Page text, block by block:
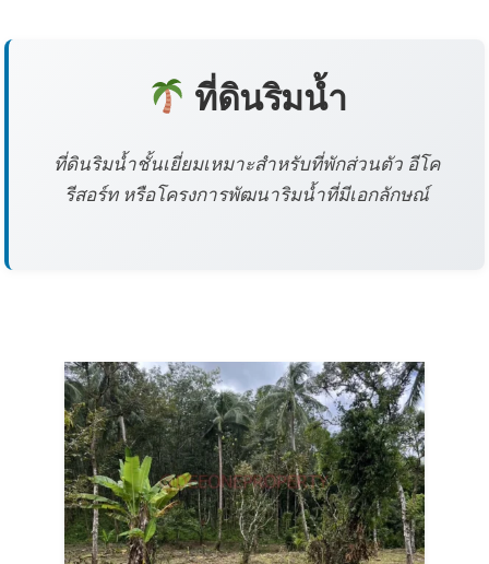
ที่ดินริมน้ำ
ที่ดินริมน้ำชั้นเยี่ยมเหมาะสำหรับที่พักส่วนตัว อีโค
รีสอร์ท หรือโครงการพัฒนาริมน้ำที่มีเอกลักษณ์